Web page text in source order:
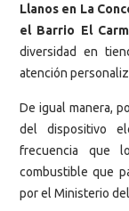
Llanos en La
el Barrio El
diversidad en
atención
De igual manera,
del dispositivo
frecuencia que
combustible que
por el Ministerio